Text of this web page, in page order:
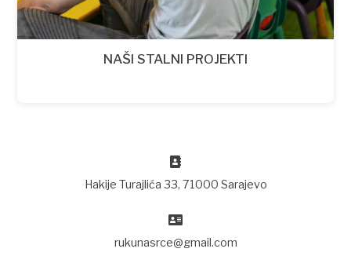
NAŠI STALNI PROJEKTI
Hakije Turajlića 33, 71000 Sarajevo
rukunasrce@gmail.com